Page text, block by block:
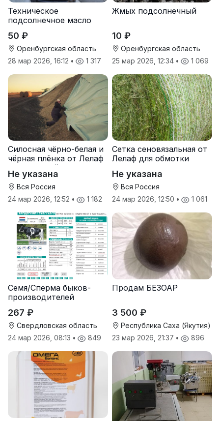
Техническое
подсолнечное масло
50 ₽
Оренбургская область
28 мар 2026, 16:12 • 1 317
Жмых подсолнечный
10 ₽
Оренбургская область
25 мар 2026, 12:34 • 1 069
Силосная чёрно-белая и
чёрная плёнка от Лелаф
для траншей и ям
силоса/сенажа
Не указана
Вся Россия
24 мар 2026, 12:52 • 1 182
Сетка сеновязальная от
Лелаф для обмотки
Не указана
Вся Россия
24 мар 2026, 12:50 • 1 061
Семя/Сперма быков-
производителей
267 ₽
Свердловская область
24 мар 2026, 08:13 • 849
Продам БЕЗОАР
3 500 ₽
Республика Саха (Якутия)
23 мар 2026, 21:37 • 896